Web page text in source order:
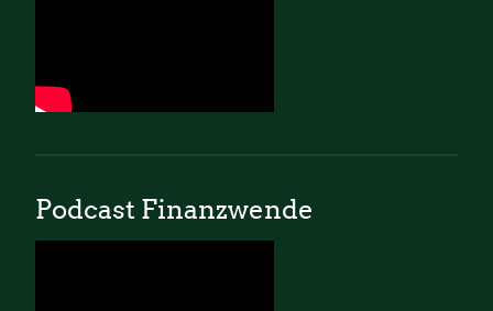
Podcast Finanzwende